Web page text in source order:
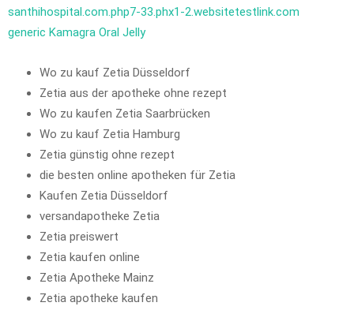
santhihospital.com.php7-33.phx1-2.websitetestlink.com
generic Kamagra Oral Jelly
Wo zu kauf Zetia Düsseldorf
Zetia aus der apotheke ohne rezept
Wo zu kaufen Zetia Saarbrücken
Wo zu kauf Zetia Hamburg
Zetia günstig ohne rezept
die besten online apotheken für Zetia
Kaufen Zetia Düsseldorf
versandapotheke Zetia
Zetia preiswert
Zetia kaufen online
Zetia Apotheke Mainz
Zetia apotheke kaufen